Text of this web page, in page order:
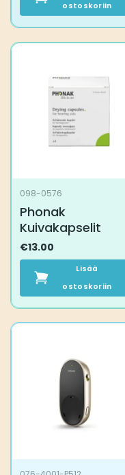
ostoskoriin
098-0576
Phonak
Kuivakapselit
€13.00
Lisää
ostoskoriin